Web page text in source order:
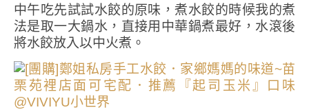
中午吃先試試水餃的原味，煮水餃的時候我的煮
法是取一大鍋水，直接用中華鍋煮最好，水滾後
將水餃放入以中火煮。